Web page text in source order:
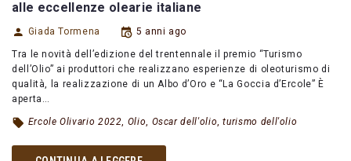
alle eccellenze olearie italiane
Giada Tormena 5 anni ago
Tra le novità dell’edizione del trentennale il premio “Turismo
dell’Olio” ai produttori che realizzano esperienze di oleoturismo di
qualità, la realizzazione di un Albo d’Oro e “La Goccia d’Ercole” È
aperta…
Ercole Olivario 2022, Olio, Oscar dell'olio,turismo dell'olio